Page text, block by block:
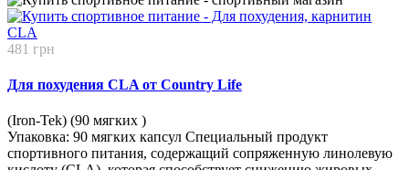
481 грн
Для похудения CLA от Country Life
(Iron-Tek) (90 мягких )
Упаковка: 90 мягких капсул Специальный продукт
спортивного питания, содержащий сопряженную линолевую